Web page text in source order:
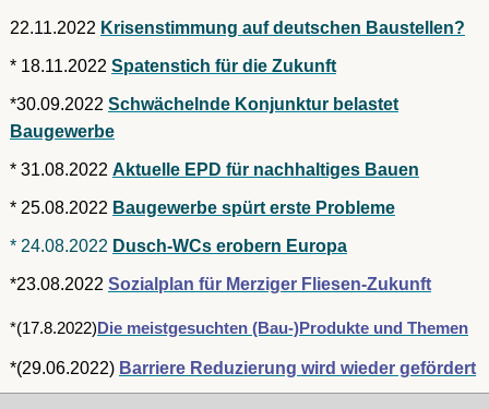
22.11.2022 Krisenstimmung auf deutschen Baustellen?
* 18.11.2022 Spatenstich für die Zukunft
*30.09.2022 Schwächelnde Konjunktur belastet
Baugewerbe
* 31.08.2022 Aktuelle EPD für nachhaltiges Bauen
* 25.08.2022 Baugewerbe spürt erste Probleme
* 24.08.2022 Dusch-WCs erobern Europa
*23.08.2022 Sozialplan für Merziger Fliesen-Zukunft
*(17.8.2022)Die meistgesuchten (Bau-)Produkte und Themen
*(29.06.2022) Barriere Reduzierung wird wieder gefördert